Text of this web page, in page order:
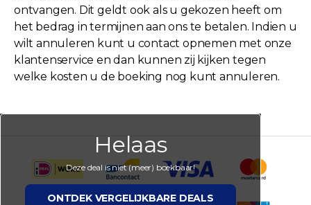
ontvangen. Dit geldt ook als u gekozen heeft om
het bedrag in termijnen aan ons te betalen. Indien u
wilt annuleren kunt u contact opnemen met onze
klantenservice en dan kunnen zij kijken tegen
welke kosten u de boeking nog kunt annuleren.
Helaas
Deze deal is niet (meer) boekbaar!
ONTDEK VERGELIJKBARE DEALS